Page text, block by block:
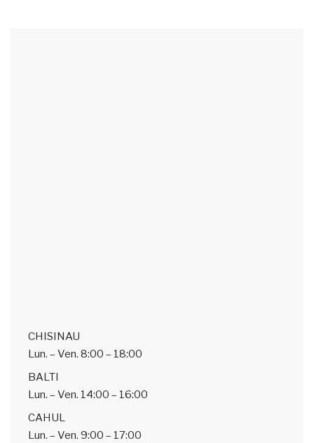
CHISINAU
Lun. – Ven. 8:00 – 18:00
BALTI
Lun. – Ven. 14:00 – 16:00
CAHUL
Lun. – Ven. 9:00 – 17:00